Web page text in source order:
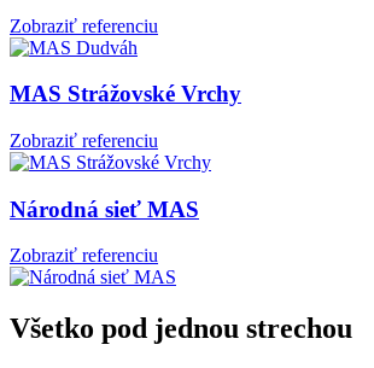
Zobraziť referenciu
MAS Strážovské Vrchy
Zobraziť referenciu
Národná sieť MAS
Zobraziť referenciu
Všetko pod jednou strechou